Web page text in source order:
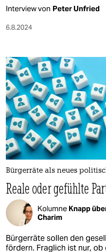
Interview von Peter Unfried
6.8.2024
Bürgerräte als neues
Reale oder gefühlte
Kolumne Knapp
Charim
Bürgerräte sollen den
fördern. Fraglich ist nur, ob